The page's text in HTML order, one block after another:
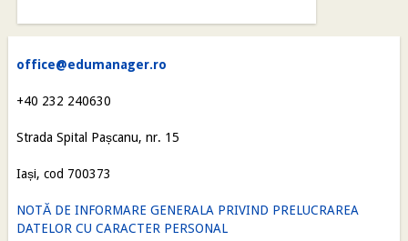
office@edumanager.ro
+40 232 240630
Strada Spital Pașcanu, nr. 15
Iași, cod 700373
NOTĂ DE INFORMARE GENERALA PRIVIND PRELUCRAREA
DATELOR CU CARACTER PERSONAL